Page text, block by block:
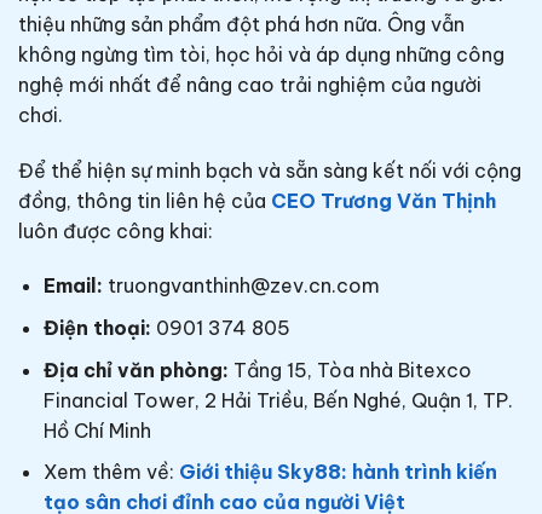
thiệu những sản phẩm đột phá hơn nữa. Ông vẫn
không ngừng tìm tòi, học hỏi và áp dụng những công
nghệ mới nhất để nâng cao trải nghiệm của người
chơi.
Để thể hiện sự minh bạch và sẵn sàng kết nối với cộng
đồng, thông tin liên hệ của CEO Trương Văn Thịnh
luôn được công khai:
Email: truongvanthinh@zev.cn.com
Điện thoại: 0901 374 805
Địa chỉ văn phòng: Tầng 15, Tòa nhà Bitexco
Financial Tower, 2 Hải Triều, Bến Nghé, Quận 1, TP.
Hồ Chí Minh
Xem thêm về: Giới thiệu Sky88: hành trình kiến
tạo sân chơi đỉnh cao của người Việt